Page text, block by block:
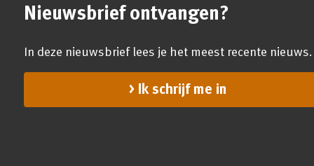
Nieuwsbrief ontvangen?
In deze nieuwsbrief lees je het meest recente nieuws.
Ik schrijf me in